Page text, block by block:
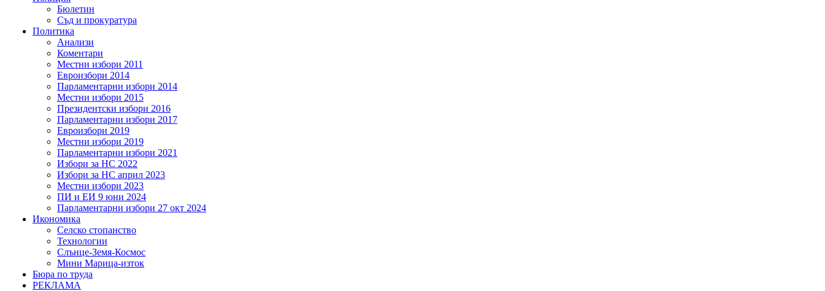
Бюлетин
Съд и прокуратура
Политика
Анализи
Коментари
Местни избори 2011
Евроизбори 2014
Парламентарни избори 2014
Местни избори 2015
Президентски избори 2016
Парламентарни избори 2017
Евроизбори 2019
Местни избори 2019
Парламентарни избори 2021
Избори за НС 2022
Избори за НС април 2023
Местни избори 2023
ПИ и ЕИ 9 юни 2024
Парламентарни избори 27 окт 2024
Икономика
Селско стопанство
Технологии
Слънце-Земя-Космос
Мини Марица-изток
Бюра по труда
РЕКЛАМА